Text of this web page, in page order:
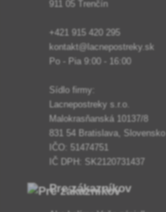
911 05 Trenčín
+421 915 420 295
kontakt@lacnepostreky.sk
Po - Pia 9:00 - 16:00
Sídlo firmy:
Lacnepostreky s.r.o.
Malokrasňanská 10137/8
831 54 Bratislava, Slovensko
IČO: 51474751
IČ DPH: SK2120731437
Pre zákazníkov